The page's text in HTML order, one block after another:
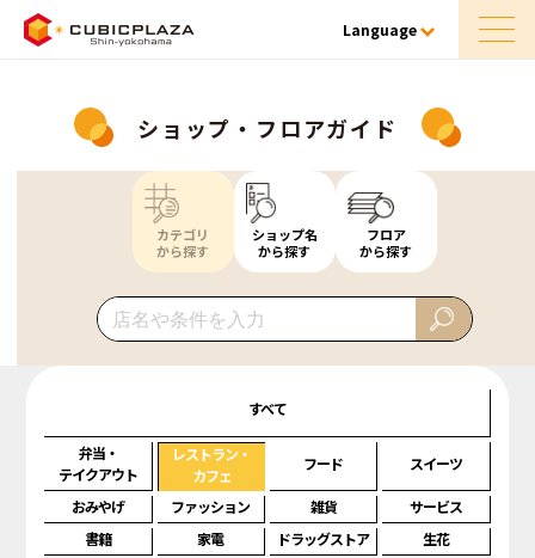
Language
ショップ・フロアガイド
カテゴリ
から探す
ショップ名
から探す
フロア
から探す
すべて
弁当・
テイクアウト
レストラン・
カフェ
フード スイーツ
おみやげ ファッション 雑貨
サービス
書籍
家電 ドラッグストア 生花